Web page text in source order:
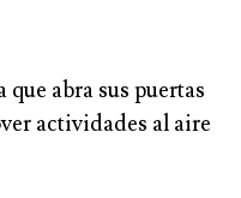
abra sus puertas
actividades al aire